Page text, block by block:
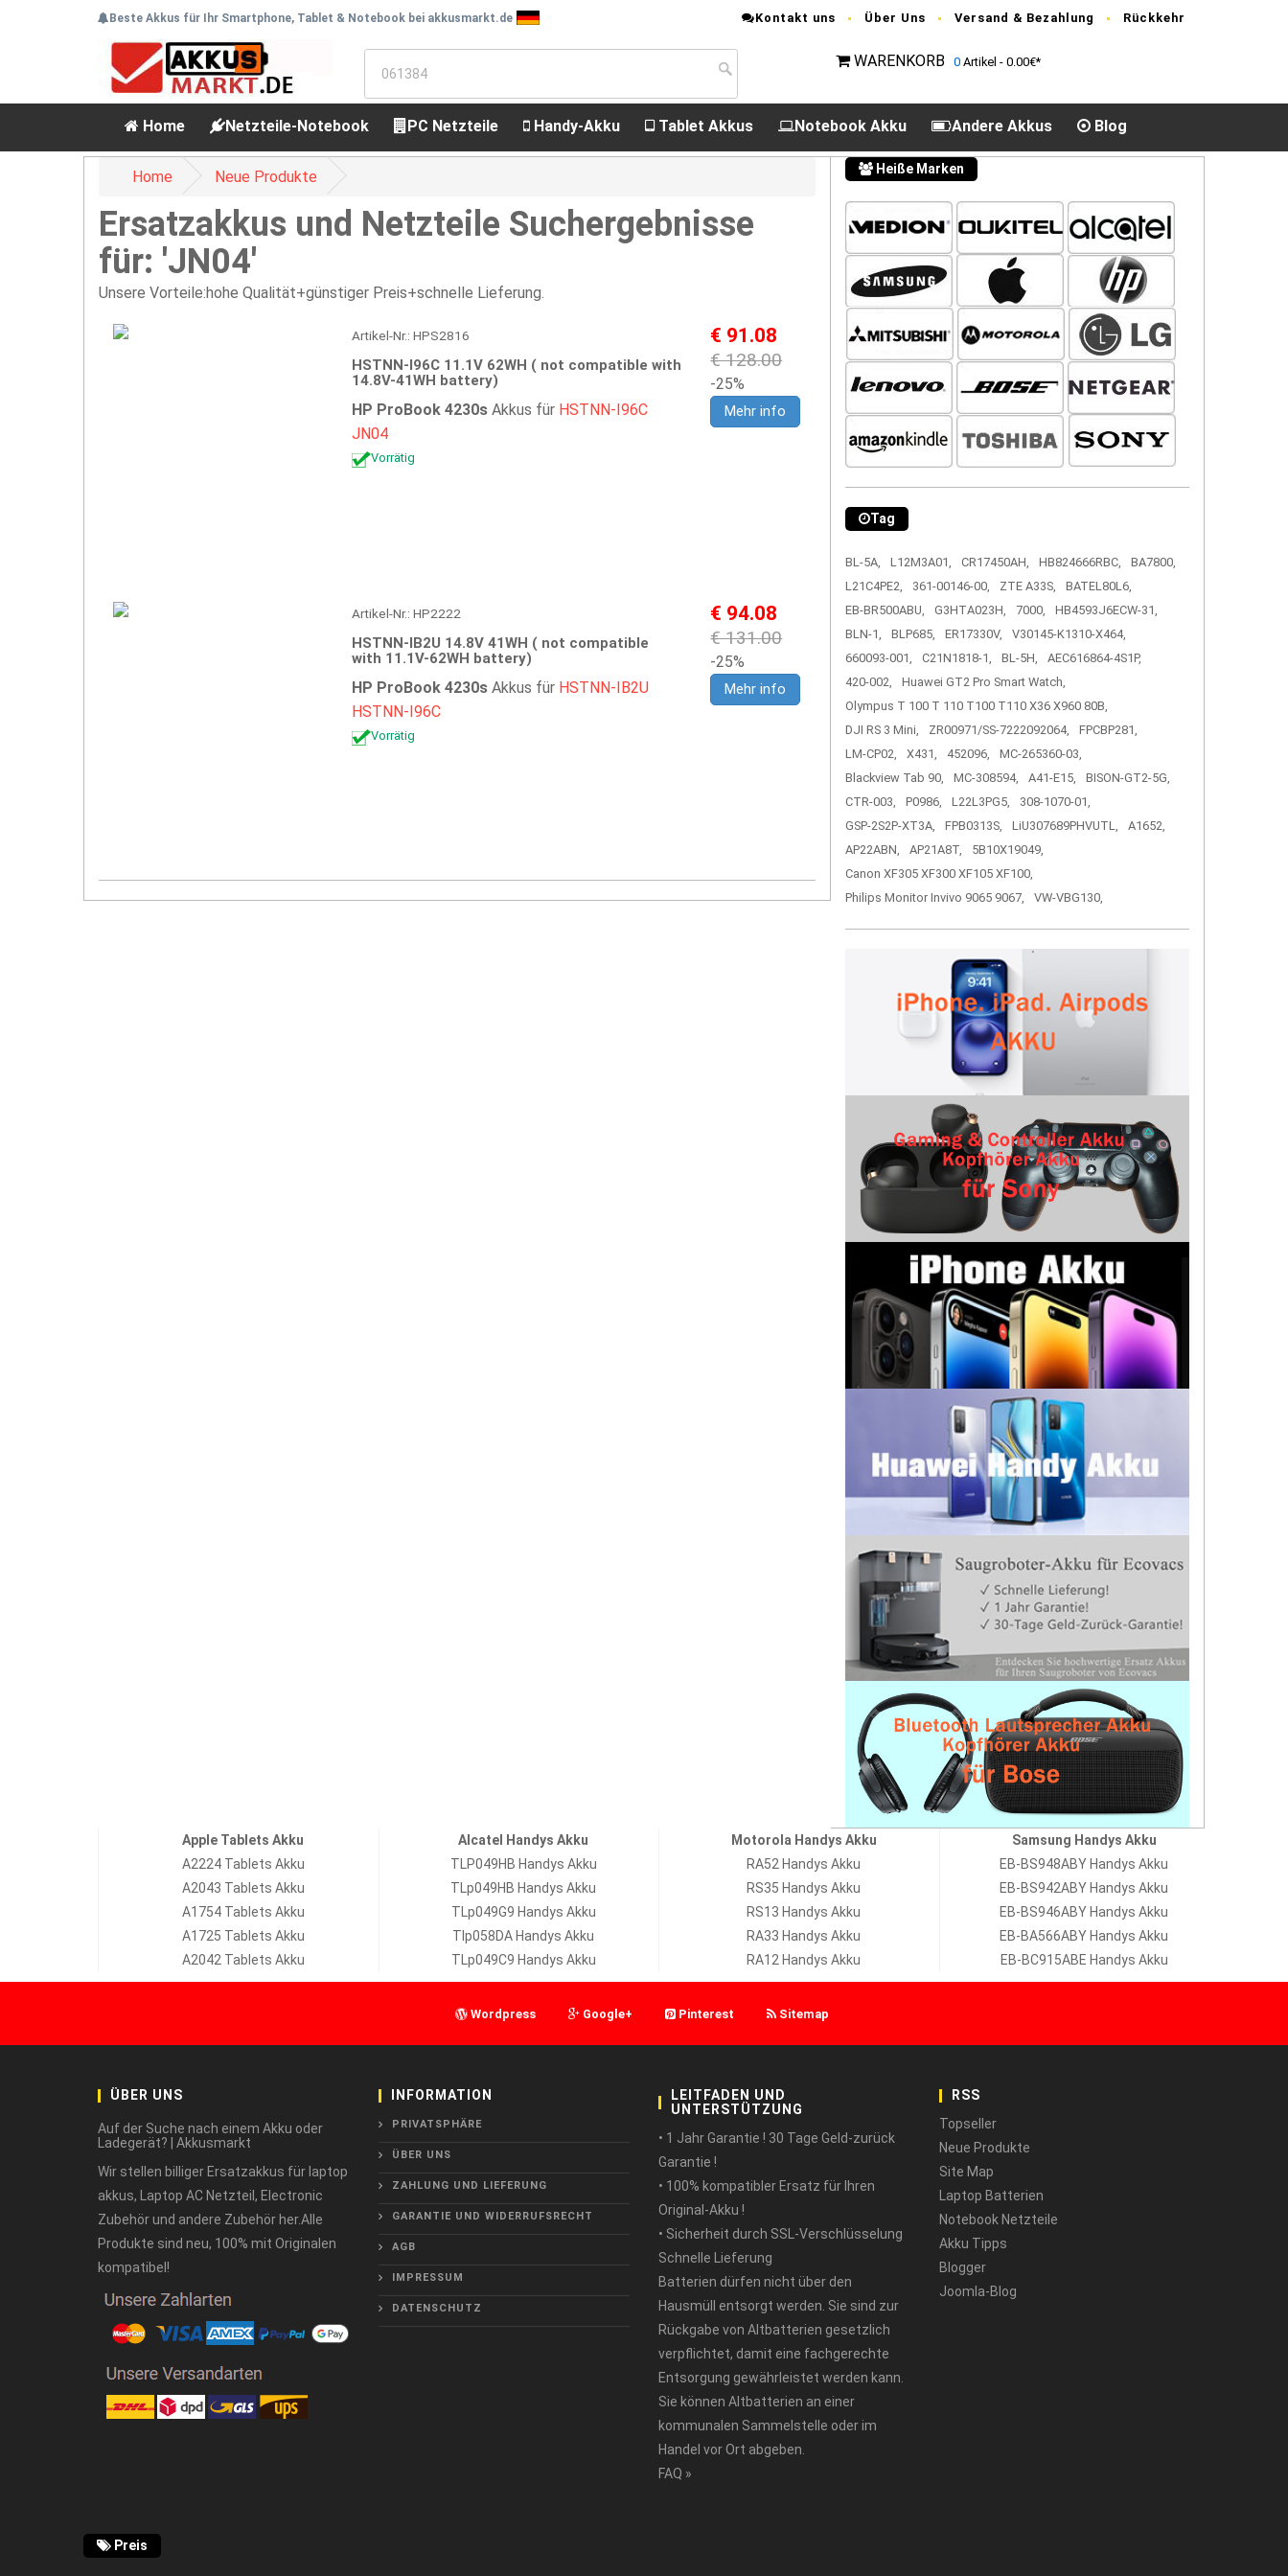
Beste Akkus für Ihr Smartphone, Tablet & Notebook bei akkusmarkt.de Kontakt uns Über Uns Versand & Bezahlung Rückkehr
WARENKORB 0 Artikel - 0.00€*
Home Netzteile-Notebook PC Netzteile Handy-Akku Tablet Akkus Notebook Akku Andere Akkus Blog
Home Neue Produkte
Ersatzakkus und Netzteile Suchergebnisse
für: 'JN04'
Unsere Vorteile:hohe Qualität+günstiger Preis+schnelle Lieferung.
Artikel-Nr.: HPS2816
HSTNN-I96C 11.1V 62WH ( not compatible with
14.8V-41WH battery)
HP ProBook 4230s Akkus für HSTNN-I96C
JN04
Vorrätig
€ 91.08
€ 128.00
-25%
Mehr info
Artikel-Nr.: HP2222
HSTNN-IB2U 14.8V 41WH ( not compatible
with 11.1V-62WH battery)
HP ProBook 4230s Akkus für HSTNN-IB2U
HSTNN-I96C
Vorrätig
€ 94.08
€ 131.00
-25%
Mehr info
Heiße Marken
Tag
BL-5A, L12M3A01, CR17450AH, HB824666RBC,
BA7800,
L21C4PE2,
361-00146-00, ZTE A33S,
BATEL80L6,
EB-BR500ABU,
G3HTA023H, 7000,
HB4593J6ECW-31,
BLN-1,
BLP685, ER17330V,
V30145-K1310-X464,
660093-001,
C21N1818-1, BL-5H,
AEC616864-4S1P,
420-002,
Huawei GT2 Pro Smart Watch,
Olympus T 100 T 110 T100 T110 X36 X960 80B,
DJI RS 3 Mini,
ZR00971/SS-7222092064,
FPCBP281,
LM-CP02,
X431, 452096,
MC-265360-03,
Blackview Tab 90,
MC-308594, A41-E15,
BISON-GT2-5G,
CTR-003,
P0986, L22L3PG5,
308-1070-01,
GSP-2S2P-XT3A,
FPB0313S, LiU307689PHVUTL,
A1652,
AP22ABN,
AP21A8T,
5B10X19049,
Canon XF305 XF300 XF105 XF100,
Philips Monitor Invivo 9065 9067,
VW-VBG130,
Apple Tablets Akku
A2224 Tablets Akku
A2043 Tablets Akku
A1754 Tablets Akku
A1725 Tablets Akku
A2042 Tablets Akku
Alcatel Handys Akku
TLP049HB Handys Akku
TLp049HB Handys Akku
TLp049G9 Handys Akku
Tlp058DA Handys Akku
TLp049C9 Handys Akku
Motorola Handys Akku
RA52 Handys Akku
RS35 Handys Akku
RS13 Handys Akku
RA33 Handys Akku
RA12 Handys Akku
Samsung Handys Akku
EB-BS948ABY Handys Akku
EB-BS942ABY Handys Akku
EB-BS946ABY Handys Akku
EB-BA566ABY Handys Akku
EB-BC915ABE Handys Akku
Wordpress Google+ Pinterest Sitemap
ÜBER UNS
Auf der Suche nach einem Akku oder
Ladegerät? | Akkusmarkt
Wir stellen billiger Ersatzakkus für laptop
akkus, Laptop AC Netzteil, Electronic
Zubehör und andere Zubehör her.Alle
Produkte sind neu, 100% mit Originalen
kompatibel!
INFORMATION
PRIVATSPHÄRE
ÜBER UNS
ZAHLUNG UND LIEFERUNG
GARANTIE UND WIDERRUFSRECHT
AGB
IMPRESSUM
DATENSCHUTZ
LEITFADEN UND
UNTERSTÜTZUNG
• 1 Jahr Garantie ! 30 Tage Geld-zurück
Garantie !
• 100% kompatibler Ersatz für Ihren
Original-Akku !
• Sicherheit durch SSL-Verschlüsselung
Schnelle Lieferung
Batterien dürfen nicht über den
Hausmüll entsorgt werden. Sie sind zur
Rückgabe von Altbatterien gesetzlich
verpflichtet, damit eine fachgerechte
Entsorgung gewährleistet werden kann.
Sie können Altbatterien an einer
kommunalen Sammelstelle oder im
Handel vor Ort abgeben.
FAQ »
RSS
Topseller
Neue Produkte
Site Map
Laptop Batterien
Notebook Netzteile
Akku Tipps
Blogger
Joomla-Blog
Preis